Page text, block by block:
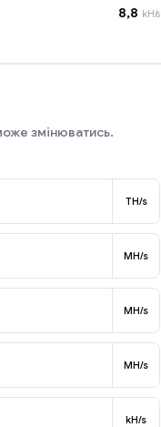
8,8 kH/s
змінюватись.
TH/s
MH/s
MH/s
MH/s
kH/s